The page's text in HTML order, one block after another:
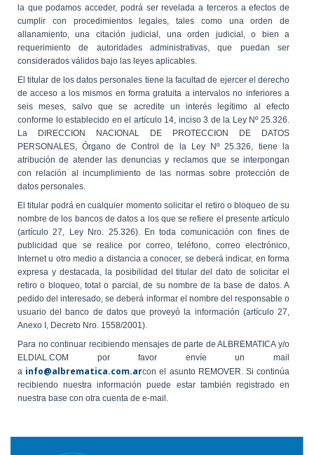
la que podamos acceder, podrá ser revelada a terceros a efectos de
cumplir con procedimientos legales, tales como una orden de
allanamiento, una citación judicial, una orden judicial, o bien a
requerimiento de autoridades administrativas, que puedan ser
considerados válidos bajo las leyes aplicables.
El titular de los datos personales tiene la facultad de ejercer el derecho
de acceso a los mismos en forma gratuita a intervalos no inferiores a
seis meses, salvo que se acredite un interés legítimo al efecto
conforme lo establecido en el artículo 14, inciso 3 de la Ley Nº 25.326.
La DIRECCION NACIONAL DE PROTECCION DE DATOS
PERSONALES, Órgano de Control de la Ley Nº 25.326, tiene la
atribución de atender las denuncias y reclamos que se interpongan
con relación al incumplimiento de las normas sobre protección de
datos personales.
El titular podrá en cualquier momento solicitar el retiro o bloqueo de su
nombre de los bancos de datos a los que se refiere el presente artículo
(artículo 27, Ley Nro. 25.326). En toda comunicación con fines de
publicidad que se realice por correo, teléfono, correo electrónico,
Internet u otro medio a distancia a conocer, se deberá indicar, en forma
expresa y destacada, la posibilidad del titular del dato de solicitar el
retiro o bloqueo, total o parcial, de su nombre de la base de datos. A
pedido del interesado, se deberá informar el nombre del responsable o
usuario del banco de datos que proveyó la información (artículo 27,
Anexo I, Decreto Nro. 1558/2001).
Para no continuar recibiendo mensajes de parte de ALBREMATICA y/o
ELDIAL.COM por favor envíe un mail
a info@albrematica.com.arcon el asunto REMOVER. Si continúa
recibiendo nuestra información puede estar también registrado en
nuestra base con otra cuenta de e-mail.